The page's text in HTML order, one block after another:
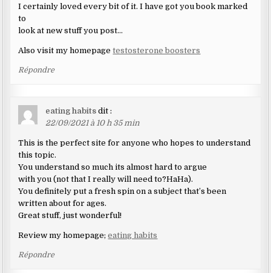
I certainly loved every bit of it. I have got you book marked
to
look at new stuff you post…
Also visit my homepagetestosterone boosters
Répondre
eating habits dit :
22/09/2021 à 10 h 35 min
This is the perfect site for anyone who hopes to understand
this topic.
You understand so much its almost hard to argue
with you (not that I really will need to?HaHa).
You definitely put a fresh spin on a subject that’s been
written about for ages.
Great stuff, just wonderful!
Review my homepage;eating habits
Répondre